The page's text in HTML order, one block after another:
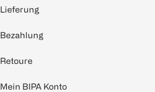
Lieferung
Bezahlung
Retoure
Mein BIPA Konto